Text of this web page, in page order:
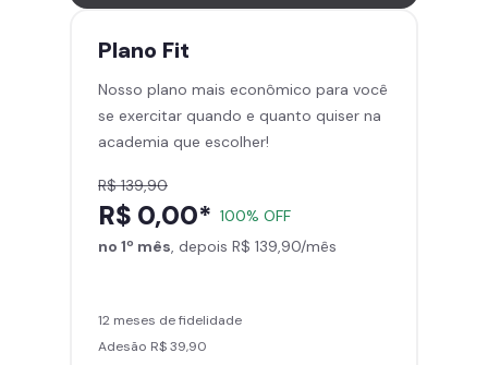
Leve 5 amigos por mês para
Cadeira de massagem
Skeelo App (Audiobook)*
Área de musculação e aeróbicos
Smart Fit App
Plano Fit
Nosso plano mais econômico para você
se exercitar quando e quanto quiser na
academia que escolher!
R$ 139,90
R$ 0,00* 100% OFF
no 1º mês, depois R$ 139,90/mês
12 meses de fidelidade
Adesão R$ 39,90